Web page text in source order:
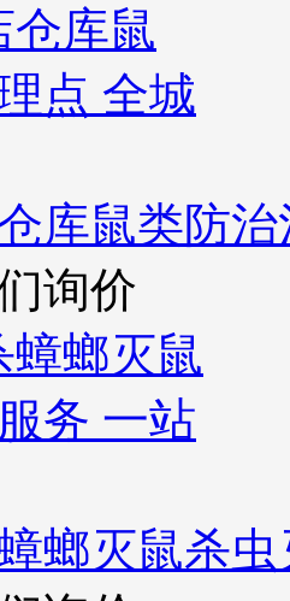
库鼠类防
询价
螂灭鼠杀